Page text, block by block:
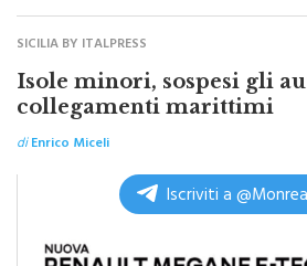
SICILIA BY ITALPRESS
Isole minori, sospesi gli
collegamenti marittimi
diEnrico Miceli
Iscriviti a